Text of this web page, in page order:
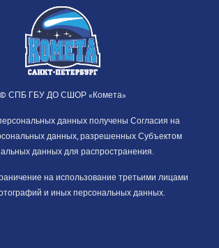
© СПБ ГБУ ДО СШОР «Комета»
данных получены Согласия на
данных, разрешенных Субъектом
данных для распространения.
на использование третьими лицами
и иных персональных данных.